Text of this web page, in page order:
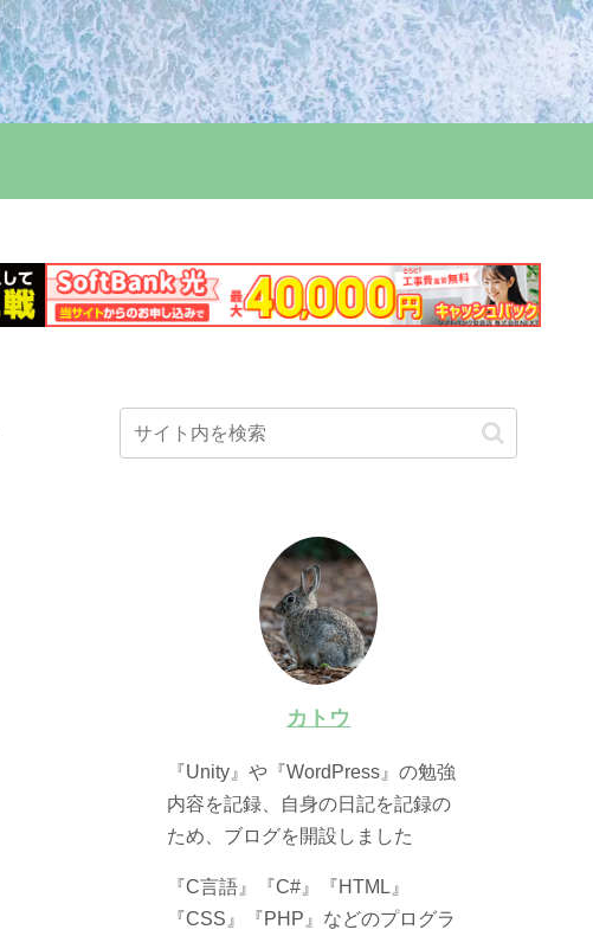
カトウ
『Unity』や『WordPress』の勉強
内容を記録、自身の日記を記録の
ため、ブログを開設しました
『C言語』『C#』『HTML』
『CSS』『PHP』などのプログラ